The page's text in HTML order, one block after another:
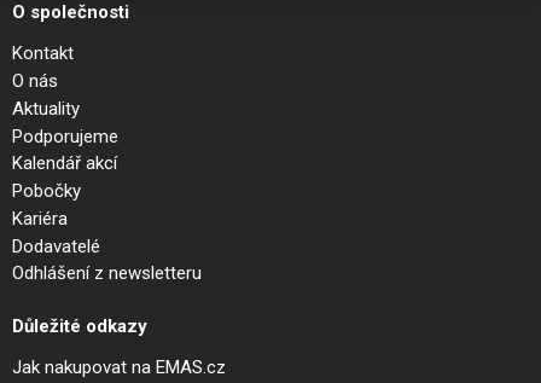
O společnosti
Kontakt
O nás
Aktuality
Podporujeme
Kalendář akcí
Pobočky
Kariéra
Dodavatelé
Odhlášení z newsletteru
Důležité odkazy
Jak nakupovat na EMAS.cz